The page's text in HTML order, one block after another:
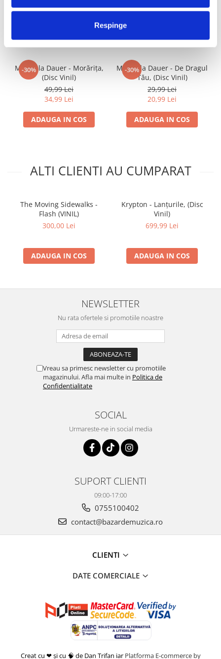
Respinge
FRECVENT CUMPARATE
IMPREUNA
-30%
Mirabela Dauer - Morărița,
(Disc Vinil)
49,99 Lei
34,99 Lei
ADAUGA IN COS
-30%
Mirabela Dauer - De Dragul
Tău, (Disc Vinil)
29,99 Lei
20,99 Lei
ADAUGA IN COS
ALTI CLIENTI AU CUMPARAT
The Moving Sidewalks -
Flash (VINIL)
300,00 Lei
ADAUGA IN COS
Krypton - Lanțurile, (Disc
Vinil)
699,99 Lei
ADAUGA IN COS
NEWSLETTER
Nu rata ofertele si promotiile noastre
Vreau sa primesc newsletter cu promotiile
magazinului. Afla mai multe in Politica de
Confidentialitate
SOCIAL
Urmareste-ne in social media
SUPORT CLIENTI
09:00-17:00
0755100402
contact@bazardemuzica.ro
CLIENTI
DATE COMERCIALE
Creat cu ❤ și cu 🧠 de Dan Trifan iar Platforma E-commerce by